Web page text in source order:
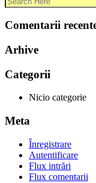
Comentarii
Arhive
Categorii
Nicio categorie
Meta
Înregistrare
Autentificare
Flux intrări
Flux comentarii